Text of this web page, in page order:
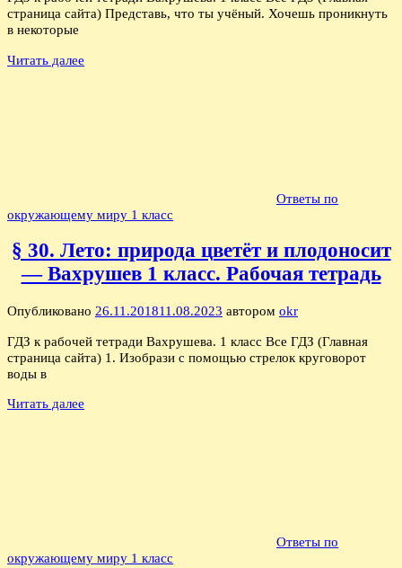
страница сайта) Представь, что ты учёный. Хочешь проникнуть
в некоторые
Читать далее
Ответы по
окружающему миру 1 класс
§ 30. Лето: природа цветёт и плодоносит
— Вахрушев 1 класс. Рабочая тетрадь
Опубликовано 26.11.201811.08.2023 автором okr
ГДЗ к рабочей тетради Вахрушева. 1 класс Все ГДЗ (Главная
страница сайта) 1. Изобрази с помощью стрелок круговорот
воды в
Читать далее
Ответы по
окружающему миру 1 класс